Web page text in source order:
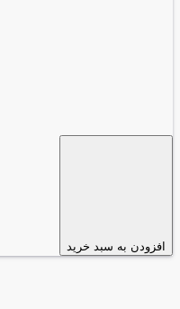
افزودن به سبد خرید